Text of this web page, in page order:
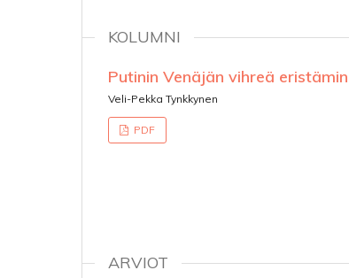
KOLUMNI
Putinin Venäjän vihreä
Veli-Pekka Tynkkynen
PDF
ARVIOT